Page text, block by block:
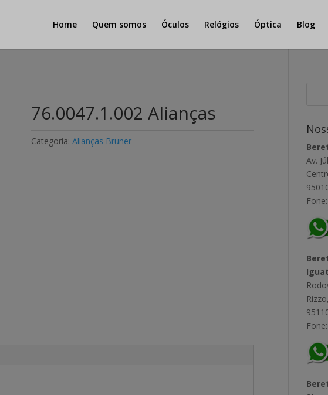
Home Quem somos Óculos Relógios Óptica Blog
76.0047.1.002 Alianças
Categoria:Alianças Bruner
Av.